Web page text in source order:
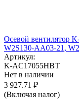
Осевой вентилятор
W2S130-AA03-21,
Артикул:
K-AC17055HBT
Нет в наличии
3 927.71 ₽
(Включая налог)